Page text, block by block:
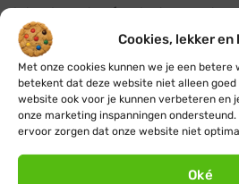
Cookies, lekker en
Met onze cookies kunnen we je een
betekent dat deze website niet alleen
website ook voor je kunnen verbeteren en
onze marketing inspanningen
ervoor zorgen dat onze website niet
Oké
laten branden (zoals de meeste
batterijlampjes gebruiken), kun je
dynamische twinkle effecten.
gewenst wat extra originaliteit
feestdagenverlichting.
Eenvoudig te plaatsen en
Dankzij de compacte